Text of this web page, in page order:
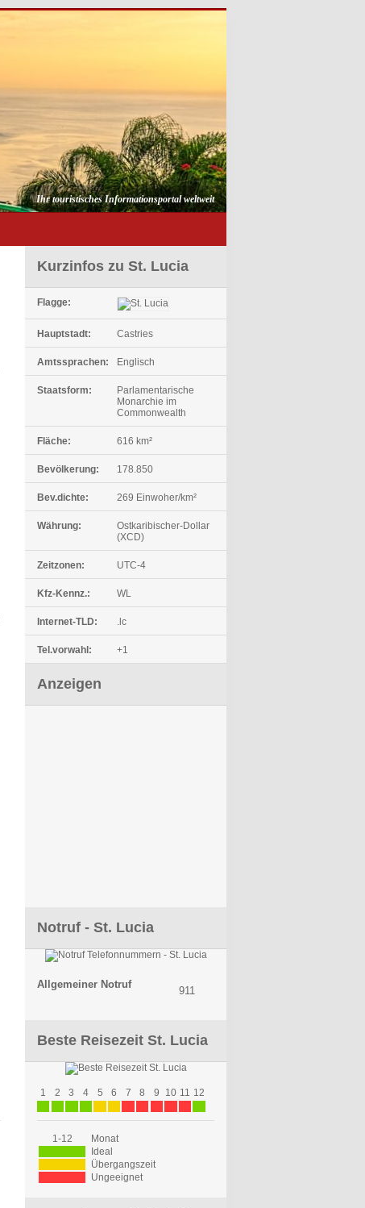
Ihr touristisches Informationsportal weltweit
Kurzinfos zu St. Lucia
Flagge:
Hauptstadt: Castries
Amtssprachen: Englisch
Staatsform:
Parlamentarische
Monarchie im
Commonwealth
Fläche: 616 km²
Bevölkerung: 178.850
Bev.dichte: 269 Einwoher/km²
Währung:
Ostkaribischer-Dollar
(XCD)
Zeitzonen: UTC-4
Kfz-Kennz.: WL
Internet-TLD: .lc
Tel.vorwahl: +1
Anzeigen
Notruf - St. Lucia
Allgemeiner Notruf
911
Beste Reisezeit St. Lucia
1 2 3 4 5 6 7 8 9 10 11 12
1-12
Monat
Ideal
Übergangszeit
Ungeeignet